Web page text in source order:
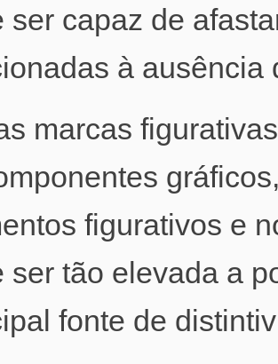
ser capaz de
à ausência
marcas
figurativos e
ser tão elevada a
fonte de